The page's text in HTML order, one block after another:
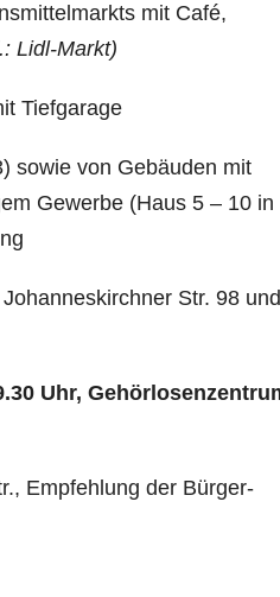
mit Café,
Lidl-Markt)
Tiefgarage
sowie von Gebäuden mit
Gewerbe (Haus 5 – 10 in
Str. 98 und
Uhr,
Empfehlung der Bürger­